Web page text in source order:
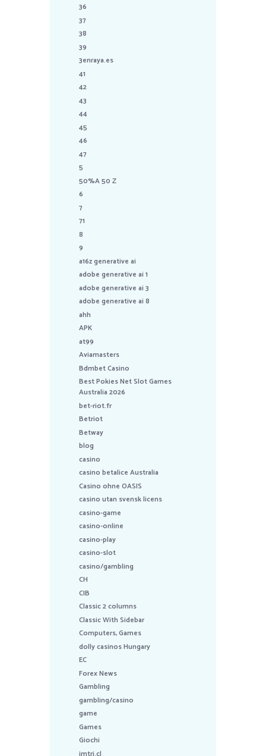
36
37
38
39
3enraya.es
41
42
43
44
45
46
47
5
50%A 50 Z
6
7
71
8
9
a16z generative ai
adobe generative ai 1
adobe generative ai 3
adobe generative ai 8
ahh
APK
at99
Aviamasters
Bdmbet Casino
Best Pokies Net Slot Games
Australia 2026
bet-riot.fr
Betriot
Betway
blog
casino
casino betalice Australia
Casino ohne OASIS
casino utan svensk licens
casino-game
casino-online
casino-play
casino-slot
casino/gambling
CH
CIB
Classic 2 columns
Classic With Sidebar
Computers, Games
dolly casinos Hungary
EC
Forex News
Gambling
gambling/casino
game
Games
Giochi